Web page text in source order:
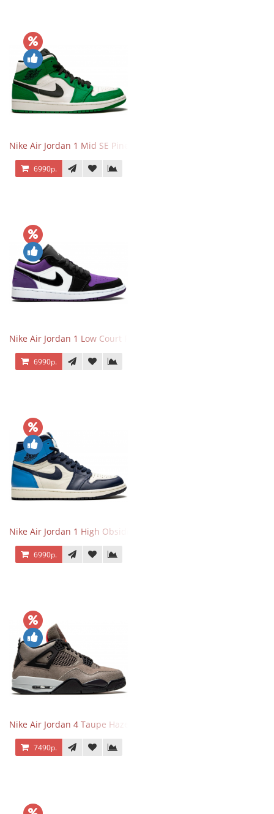
Nike Air Jordan 1 Mid SE Pine Green
6990р.
Nike Air Jordan 1 Low Court Purple
6990р.
Nike Air Jordan 1 High Obsidian University Blue
6990р.
Nike Air Jordan 4 Taupe Haze
7490р.